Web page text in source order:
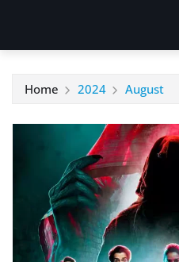
Home 2024 August